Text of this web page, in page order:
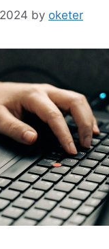
by oketer